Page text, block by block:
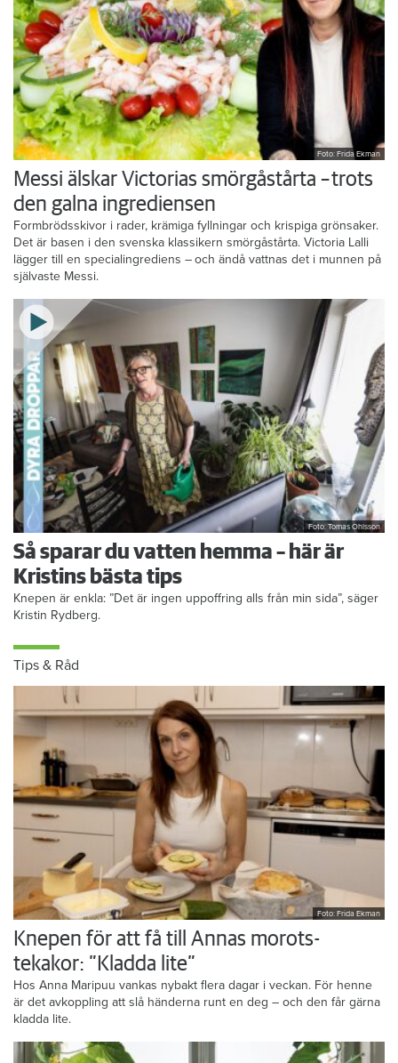
Foto: Frida Ekman
Messi älskar Victorias smörgåstårta – trots
den galna ingrediensen
Formbrödsskivor i rader, krämiga fyllningar och krispiga grönsaker.
Det är basen i den svenska klassikern smörgåstårta. Victoria Lalli
lägger till en specialingrediens – och ändå vattnas det i munnen på
självaste Messi.
Foto: Tomas Ohlsson
Så sparar du vatten hemma – här är
Kristins bästa tips
Knepen är enkla: ”Det är ingen uppoffring alls från min sida”, säger
Kristin Rydberg.
Tips & Råd
Foto: Frida Ekman
Knepen för att få till Annas morots-
tekakor: ”Kladda lite”
Hos Anna Maripuu vankas nybakt flera dagar i veckan. För henne
är det avkoppling att slå händerna runt en deg – och den får gärna
kladda lite.